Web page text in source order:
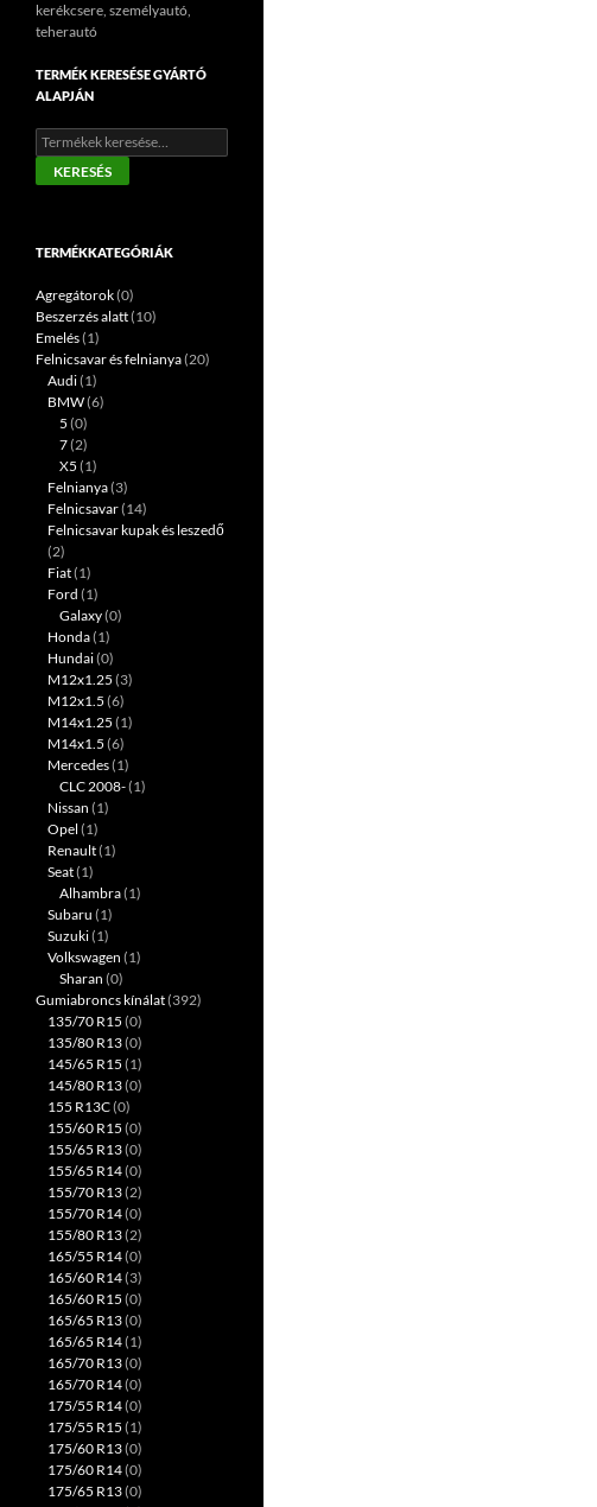
kerékcsere, személyautó,
teherautó
TERMÉK KERESÉSE GYÁRTÓ
ALAPJÁN
Keresés
a
következőre:
KERESÉS
TERMÉKKATEGÓRIÁK
Agregátorok(0)
Beszerzés alatt(10)
Emelés(1)
Felnicsavar és felnianya(20)
Audi(1)
BMW(6)
5 (0)
7(2)
X5 (1)
Felnianya(3)
Felnicsavar(14)
Felnicsavar kupak és leszedő
(2)
Fiat(1)
Ford (1)
Galaxy(0)
Honda(1)
Hundai(0)
M12x1.25 (3)
M12x1.5 (6)
M14x1.25 (1)
M14x1.5 (6)
Mercedes(1)
CLC 2008-(1)
Nissan (1)
Opel (1)
Renault(1)
Seat(1)
Alhambra(1)
Subaru (1)
Suzuki(1)
Volkswagen (1)
Sharan (0)
Gumiabroncs kínálat(392)
135/70 R15 (0)
135/80 R13(0)
145/65 R15 (1)
145/80 R13(0)
155 R13C(0)
155/60 R15 (0)
155/65 R13(0)
155/65 R14(0)
155/70 R13(2)
155/70 R14(0)
155/80 R13(2)
165/55 R14(0)
165/60 R14(3)
165/60 R15 (0)
165/65 R13(0)
165/65 R14(1)
165/70 R13(0)
165/70 R14(0)
175/55 R14(0)
175/55 R15 (1)
175/60 R13(0)
175/60 R14(0)
175/65 R13(0)